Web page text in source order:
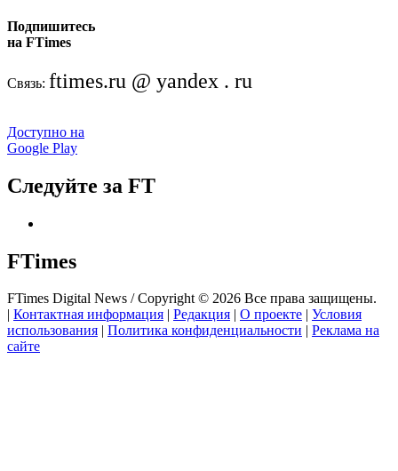
Подпишитесь
на FTimes
Связь: ftimes.ru @ yandex . ru
Доступно на
Google Play
Следуйте за FT
FTimes
FTimes Digital News / Copyright © 2026 Все права защищены.
Контактная информация Редакция О проекте
Условия
использования
Политика конфиденциальности
Реклама на
сайте